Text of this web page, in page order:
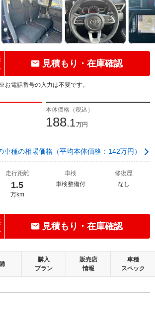
見積もり・在庫確認
※お電話番号の入力は不要です。
本体価格（税込）
188.1万円
車種の相場価格（平均本体価格：142万円）
走行距離
1.5
万km
車検
車検整備付
修復歴
なし
見積もり・在庫確認
購入
プラン
販売店
情報
車種
スペック